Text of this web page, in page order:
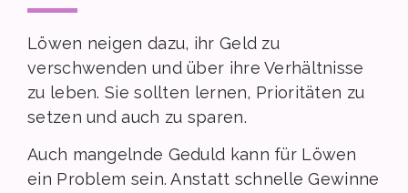
Löwen neigen dazu, ihr Geld zu
verschwenden und über ihre Verhältnisse
zu leben. Sie sollten lernen, Prioritäten zu
setzen und auch zu sparen.
Auch mangelnde Geduld kann für Löwen
ein Problem sein. Anstatt schnelle Gewinne